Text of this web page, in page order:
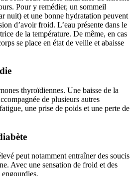
Pour y remédier, un sommeil
nuit) et une bonne hydratation peuvent
d’avoir froid. L’eau présente dans le
de la température. De même, en cas
se place en état de veille et abaisse
thyroïdiennes. Une baisse de la
de plusieurs autres
une prise de poids et une perte de
peut notamment entraîner des soucis
Avec une sensation de froid et des